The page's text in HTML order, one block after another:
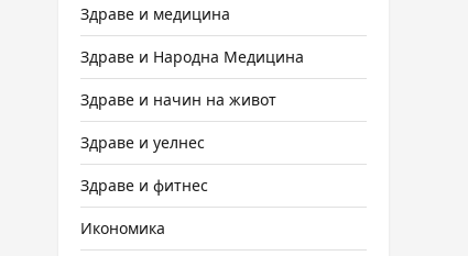
Здраве и медицина
Здраве и Народна Медицина
Здраве и начин на живот
Здраве и уелнес
Здраве и фитнес
Икономика